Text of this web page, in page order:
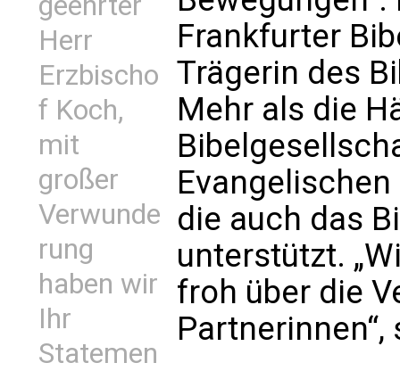
Herr
Erzbischo
f Koch,
mit
großer
Verwunde
rung
haben wir
Ihr
Statemen
Frankfurter
Trägerin des
Mehr als die
die auch das
unterstützt.
froh über die